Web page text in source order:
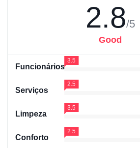
2.8/5
Good
Funcionários
3.5
Serviços
2.5
Limpeza
3.5
Conforto
2.5